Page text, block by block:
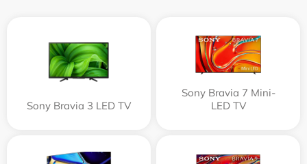
Sony Bravia 3 LED TV
Sony Bravia 7 Mini-
LED TV